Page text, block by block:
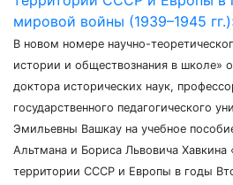
мировой войны (1939–1945
В новом номере научно-
истории и обществознания в школе»
доктора исторических наук,
государственного педагогического
Эмильевны Вашкау на учебное
Альтмана и Бориса Львовича Хавкина
территории СССР и Европы в годы